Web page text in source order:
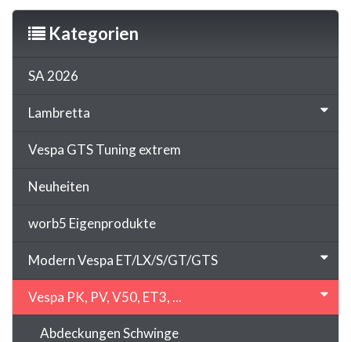
Kategorien
SA 2026
Lambretta
Vespa GTS Tuning extrem
Neuheiten
worb5 Eigenprodukte
Modern Vespa ET/LX/S/GT/GTS
Vespa PK, PV, V50, ET3, ...
Abdeckungen Schwinge